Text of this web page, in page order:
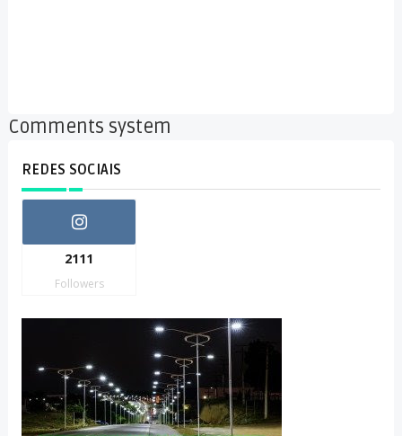
Comments system
REDES SOCIAIS
2111
Followers